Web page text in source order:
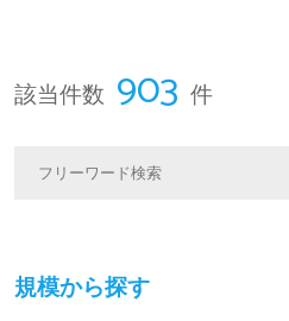
該当件数 903 件
規模から探す